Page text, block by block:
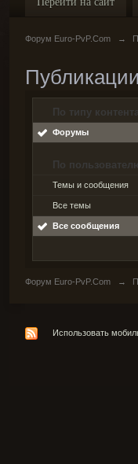
Форум Euro-PvP.Com →
По типу
Форумы
По
Темы и сообщения
Все темы
Все сообщения
Форум Euro-PvP.Com →
Использовать